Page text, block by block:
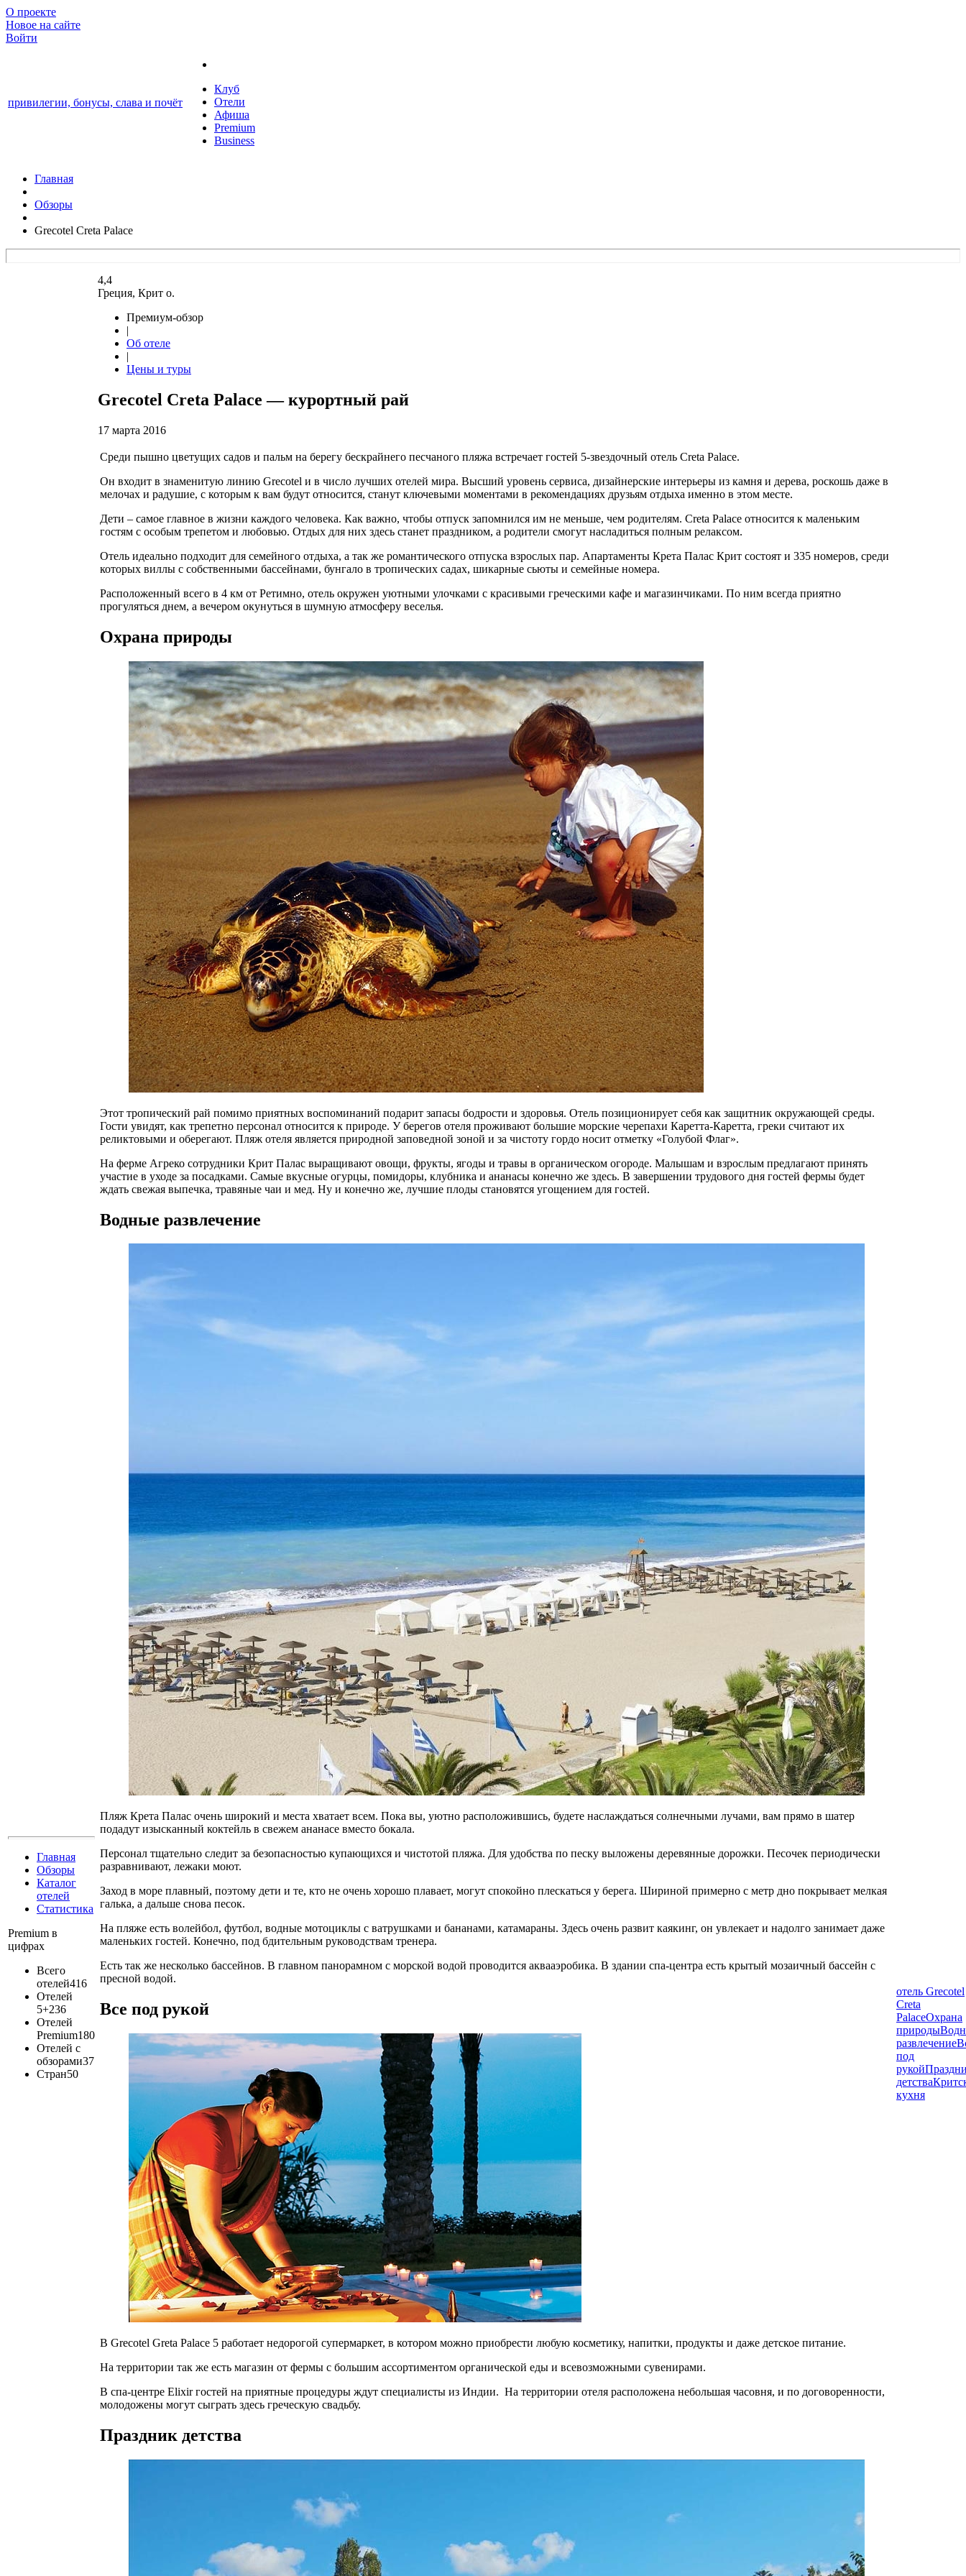
О проекте
Новое на сайте
Войти
привилегии, бонусы, слава и почёт
Клуб
Отели
Афиша
Premium
Business
Главная
Обзоры
Grecotel Creta Palace
Главная
Обзоры
Каталог
отелей
Статистика
Premium в
цифрах
Всего
отелей416
Отелей
5+236
Отелей
Premium180
Отелей с
обзорами37
Стран50
4,4
Греция, Крит о.
Премиум-обзор
|
Об отеле
|
Цены и туры
Grecotel Creta Palace — курортный рай
17 марта 2016
Среди пышно цветущих садов и пальм на берегу бескрайнего песчаного пляжа встречает гостей 5-звездочный отель Creta Palace.
Он входит в знаменитую линию Grecotel и в число лучших отелей мира. Высший уровень сервиса, дизайнерские интерьеры из камня и дерева, роскошь даже в
мелочах и радушие, с которым к вам будут относится, станут ключевыми моментами в рекомендациях друзьям отдыха именно в этом месте.
Дети – самое главное в жизни каждого человека. Как важно, чтобы отпуск запомнился им не меньше, чем родителям. Creta Palace относится к маленьким
гостям с особым трепетом и любовью. Отдых для них здесь станет праздником, а родители смогут насладиться полным релаксом.
Отель идеально подходит для семейного отдыха, а так же романтического отпуска взрослых пар. Апартаменты Крета Палас Крит состоят и 335 номеров, среди
которых виллы с собственными бассейнами, бунгало в тропических садах, шикарные сьюты и семейные номера.
Расположенный всего в 4 км от Ретимно, отель окружен уютными улочками с красивыми греческими кафе и магазинчиками. По ним всегда приятно
прогуляться днем, а вечером окунуться в шумную атмосферу веселья.
Охрана природы
Этот тропический рай помимо приятных воспоминаний подарит запасы бодрости и здоровья. Отель позиционирует себя как защитник окружающей среды.
Гости увидят, как трепетно персонал относится к природе. У берегов отеля проживают большие морские черепахи Каретта-Каретта, греки считают их
реликтовыми и оберегают. Пляж отеля является природной заповедной зоной и за чистоту гордо носит отметку «Голубой Флаг».
На ферме Агреко сотрудники Крит Палас выращивают овощи, фрукты, ягоды и травы в органическом огороде. Малышам и взрослым предлагают принять
участие в уходе за посадками. Самые вкусные огурцы, помидоры, клубника и ананасы конечно же здесь. В завершении трудового дня гостей фермы будет
ждать свежая выпечка, травяные чаи и мед. Ну и конечно же, лучшие плоды становятся угощением для гостей.
Водные развлечение
Пляж Крета Палас очень широкий и места хватает всем. Пока вы, уютно расположившись, будете наслаждаться солнечными лучами, вам прямо в шатер
подадут изысканный коктейль в свежем ананасе вместо бокала.
Персонал тщательно следит за безопасностью купающихся и чистотой пляжа. Для удобства по песку выложены деревянные дорожки. Песочек периодически
разравнивают, лежаки моют.
Заход в море плавный, поэтому дети и те, кто не очень хорошо плавает, могут спокойно плескаться у берега. Шириной примерно с метр дно покрывает мелкая
галька, а дальше снова песок.
На пляже есть волейбол, футбол, водные мотоциклы с ватрушками и бананами, катамараны. Здесь очень развит каякинг, он увлекает и надолго занимает даже
маленьких гостей. Конечно, под бдительным руководствам тренера.
Есть так же несколько бассейнов. В главном панорамном с морской водой проводится аквааэробика. В здании спа-центра есть крытый мозаичный бассейн с
пресной водой.
Все под рукой
В Grecotel Greta Palace 5 работает недорогой супермаркет, в котором можно приобрести любую косметику, напитки, продукты и даже детское питание.
На территории так же есть магазин от фермы с большим ассортиментом органической еды и всевозможными сувенирами.
В спа-центре Elixir гостей на приятные процедуры ждут специалисты из Индии. На территории отеля расположена небольшая часовня, и по договоренности,
молодожены могут сыграть здесь греческую свадьбу.
Праздник детства
отель Grecotel
Creta
PalaceОхрана
природы
развлечение
под
рукой
детства
кухня